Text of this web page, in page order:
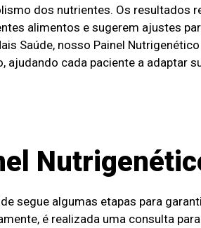
dos nutrientes. Os resultados
alimentos e sugerem ajustes
Saúde, nosso Painel
cada paciente a adaptar
segue algumas etapas para
é realizada uma consulta